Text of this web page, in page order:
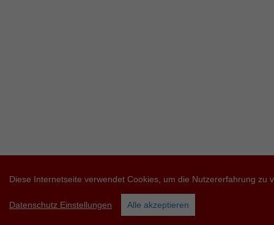
Diese Internetseite verwendet Cookies, um die Nutzererfahrung
Datenschutz Einstellungen Alle akzeptieren